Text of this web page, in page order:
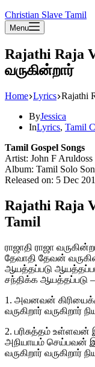
Christian Slave Tamil
Menu
Rajathi Raja
வருகின்றார்
Home Lyrics Rajathi
ByJessica
InLyrics, Tamil
Tamil Gospel Songs
Artist: John F Aruldoss
Album: Tamil Solo
Released on: 5 Dec
Rajathi Raja
Tamil
ராஜாதி ராஜா
தேவாதி தேவன்
ஆயத்தப்படு
சந்திக்க ஆயத்தப்படு –
1. அவனவன்
வருகிறார் வருகிறார்
2. பரிசுத்தம் உள்ளவன்
அநியாயம் செய்பவன்
வருகிறார் வருகிறார்